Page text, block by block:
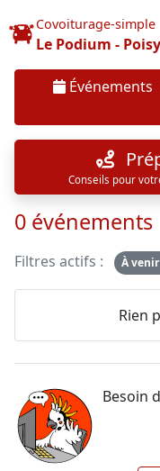
Covoiturage-simple
Le Podium - Poisy
Événements
Conseils pour
0 événements
Filtres actifs :
À venir
Rien
Besoin